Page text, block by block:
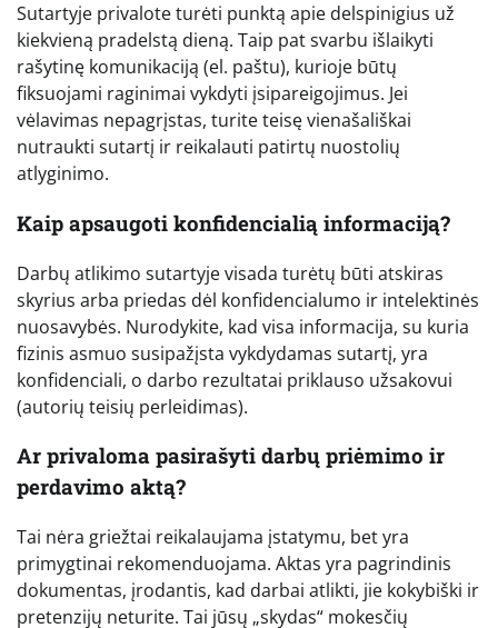
Sutartyje privalote turėti punktą apie delspinigius už
kiekvieną pradelstą dieną. Taip pat svarbu išlaikyti
rašytinę komunikaciją (el. paštu), kurioje būtų
fiksuojami raginimai vykdyti įsipareigojimus. Jei
vėlavimas nepagrįstas, turite teisę vienašališkai
nutraukti sutartį ir reikalauti patirtų nuostolių
atlyginimo.
Kaip apsaugoti konfidencialią informaciją?
Darbų atlikimo sutartyje visada turėtų būti atskiras
skyrius arba priedas dėl konfidencialumo ir intelektinės
nuosavybės. Nurodykite, kad visa informacija, su kuria
fizinis asmuo susipažįsta vykdydamas sutartį, yra
konfidenciali, o darbo rezultatai priklauso užsakovui
(autorių teisių perleidimas).
Ar privaloma pasirašyti darbų priėmimo ir
perdavimo aktą?
Tai nėra griežtai reikalaujama įstatymu, bet yra
primygtinai rekomenduojama. Aktas yra pagrindinis
dokumentas, įrodantis, kad darbai atlikti, jie kokybiški ir
pretenzijų neturite. Tai jūsų „skydas“ mokesčių